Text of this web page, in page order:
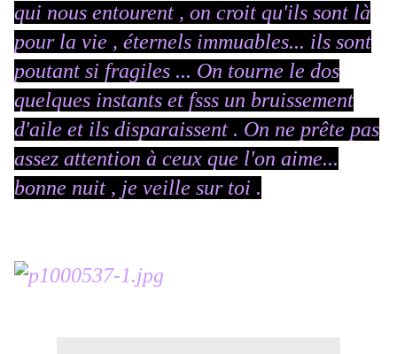
qui nous entourent , on croit qu'ils sont là
pour la vie , éternels immuables... ils sont
poutant si fragiles ... On tourne le dos
quelques instants et fsss un bruissement
d'aile et ils disparaissent . On ne prête pas
assez attention à ceux que l'on aime...
bonne nuit , je veille sur toi .